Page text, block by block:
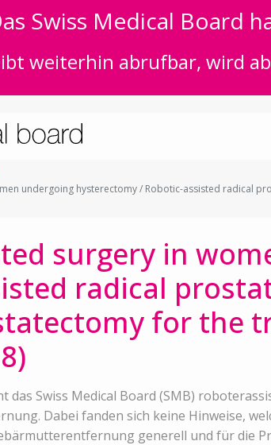
Swiss Medical Board
weiterhin abrufbar, wird
undergoing hysterectomy / Robotic-assisted radical
surgery in
radical
for the
das Swiss Medical Board (SMB)
Dabei fanden sich keine Hinweise,
generell und für die